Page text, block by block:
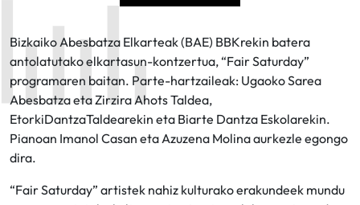
Bizkaiko Abesbatza Elkarteak (BAE) BBKrekin batera
antolatutako elkartasun-kontzertua, “Fair Saturday”
programaren baitan. Parte-hartzaileak: Ugaoko Sarea
Abesbatza eta Zirzira Ahots Taldea,
EtorkiDantzaTaldearekin eta Biarte Dantza Eskolarekin.
Pianoan Imanol Casan eta Azuzena Molina aurkezle egongo
dira.
“Fair Saturday” artistek nahiz kulturako erakundeek mundu